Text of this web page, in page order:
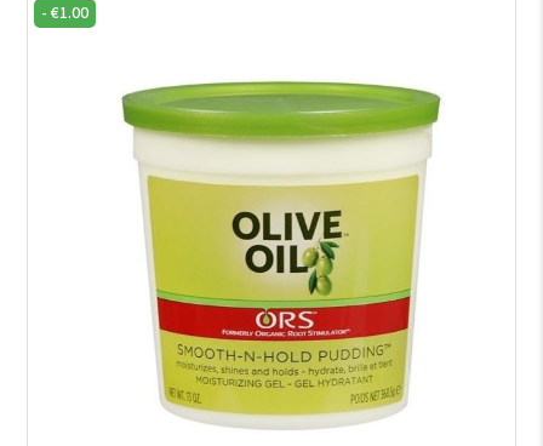
-€1.00